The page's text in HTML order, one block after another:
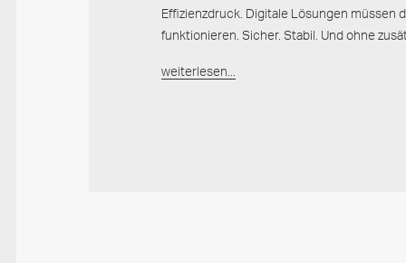
Effizienzdruck. Digitale Lösungen müssen
funktionieren. Sicher. Stabil. Und ohne
weiterlesen...